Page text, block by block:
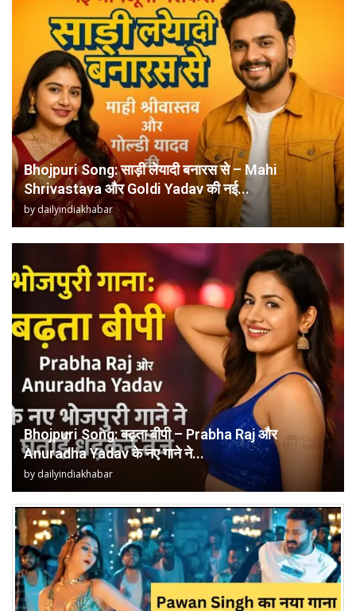
Bhojpuri Song: साड़ी लेयादी बनारस से – Mahi
Shrivastava और Goldi Yadav की नई...
by dailyindiakhabar
Bhojpuri Song: बढ़ता बीपी – Prabha Raj और
Anuradha Yadav के नए गाने ने...
by dailyindiakhabar